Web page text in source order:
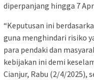
diperpanjang hingga 7
“Keputusan ini
guna menghindari risiko
para pendaki dan
kebijakan ini demi
Cianjur, Rabu (2/4/2025),